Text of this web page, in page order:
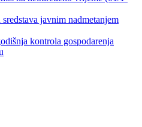
javnim nadmetanjem
kontrola gospodarenja